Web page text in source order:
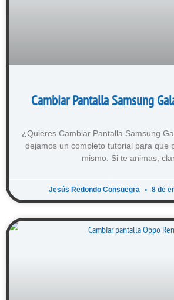
Cambiar Pantalla Samsung
¿Quieres Cambiar Pantalla Samsung
dejamos un completo tutorial para que
mismo. Si te animas,
Jesús Redondo Consuegra 8 de